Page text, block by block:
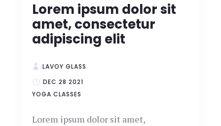
Lorem ipsum dolor sit
amet, consectetur
adipiscing elit
LAVOY GLASS
DEC 28 2021
YOGA CLASSES
Lorem ipsum dolor sit amet,